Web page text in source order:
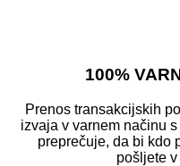
100%
Prenos transakcijskih
izvaja v varnem načinu
preprečuje, da bi kdo
pošljete